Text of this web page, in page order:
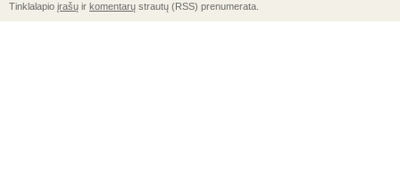
Tinklalapio įrašų ir komentarų strautų (RSS) prenumerata.